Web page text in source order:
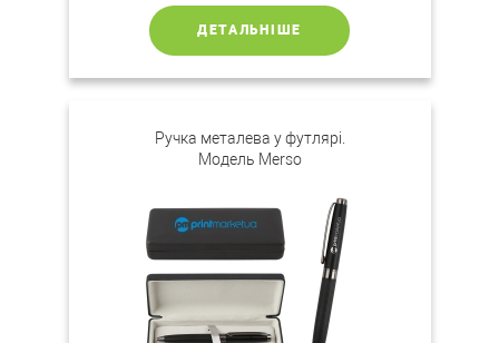
ДЕТАЛЬНІШЕ
Ручка металева у футлярі.
Модель Merso